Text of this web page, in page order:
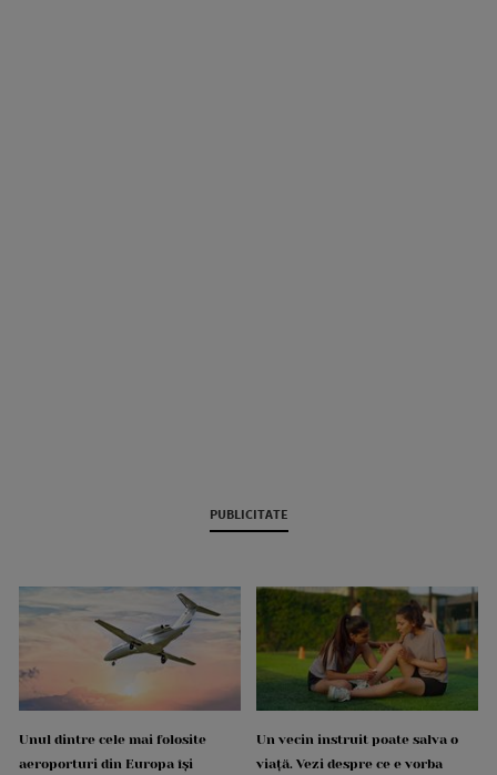
PUBLICITATE
Unul dintre cele mai folosite
aeroporturi din Europa își
Un vecin instruit poate salva o
viață. Vezi despre ce e vorba